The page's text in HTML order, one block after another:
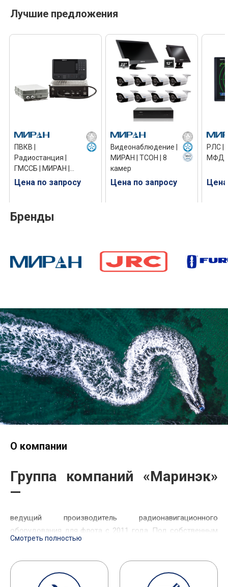
Лучшие предложения
ПВКВ |
Радиостанция |
ГМССБ | МИРАН |
ПВКВ-С-1А
Цена по запросу
Видеонаблюдение |
МИРАН | ТСОН | 8
камер
Цена по запросу
РЛС |
МФД-
Цена
Бренды
О компании
Группа компаний «Маринэк»
—
ведущий производитель радионавигационного
оборудования для флота с 2011 года. Под собственным
брендом МИРАН производятся средства для
такие как радионавигационные системы,
радиолокационные станции, сигнально-отличительные
Смотреть полностью